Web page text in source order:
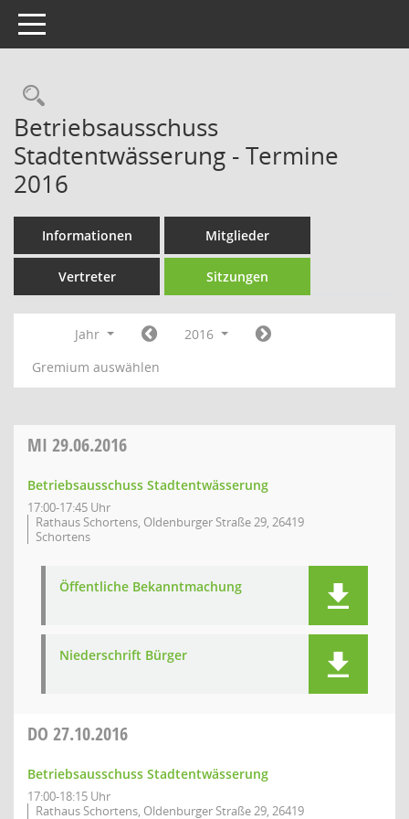
Toggle navigation
Rechercheauswahl
Betriebsausschuss
Stadtentwässerung - Termine
2016
Informationen Mitglieder
Vertreter Sitzungen
Jahr
2016
Gremium auswählen
MI 29.06.2016
Betriebsausschuss Stadtentwässerung
17:00-17:45 Uhr
Rathaus Schortens, Oldenburger Straße 29, 26419
Schortens
Öffentliche Bekanntmachung
Niederschrift Bürger
DO 27.10.2016
Betriebsausschuss Stadtentwässerung
17:00-18:15 Uhr
Rathaus Schortens, Oldenburger Straße 29, 26419